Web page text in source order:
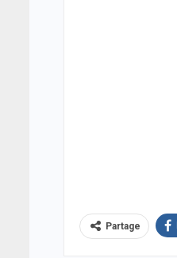
Partage